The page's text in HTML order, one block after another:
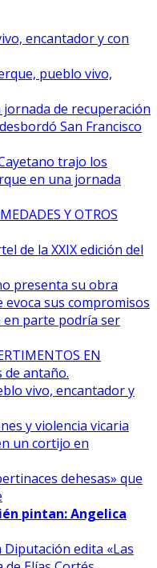
encantador y con
pueblo vivo,
de recuperación
San Francisco
trajo los
en una jornada
Y OTROS
de la XXIX edición del
presenta su obra
evoca sus compromisos
en parte podría ser
EN
de antaño.
vivo, encantador y
y violencia vicaria
un cortijo en
dehesas» que
pintan: Angelica
Diputación edita «Las